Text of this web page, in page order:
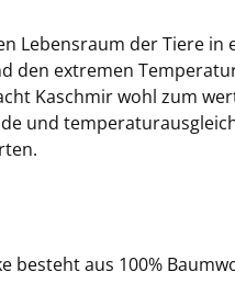
der Tiere
extremen
Kaschmir wohl zum
und
aus 100%